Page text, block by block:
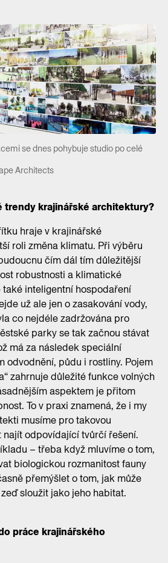
se dnes pohybuje studio po celé
Architects
trendy krajinářské architektury?
hraje v krajinářské
roli změna klimatu. Při výběru
čím dál tím důležitější
robustnosti a klimatické
inteligentní hospodaření
už ale jen o zasakování vody,
co nejdéle zadržována pro
parky se tak začnou stávat
má za následek speciální
odvodnění, půdu i rostliny. Pojem
zahrnuje důležité funkce volných
aspektem je přitom
To v praxi znamená, že i my
musíme pro takovou
odpovídající tvůrčí řešení.
– třeba když mluvíme o tom,
biologickou rozmanitost fauny
přemýšlet o tom, jak může
sloužit jako jeho habitat.
práce krajinářského